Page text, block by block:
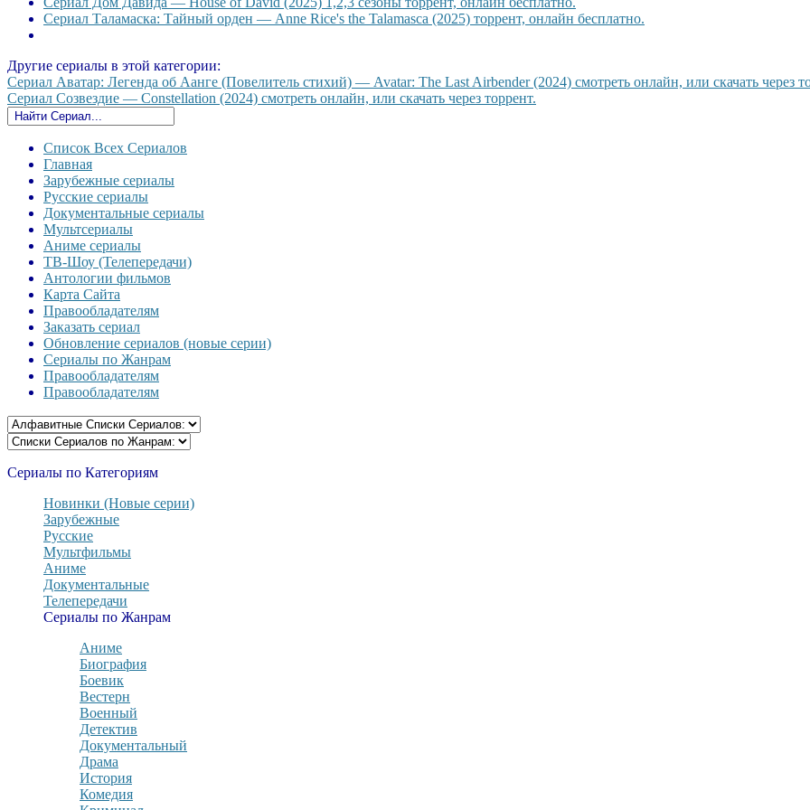
Сериал Таламаска: Тайный орден — Anne Rice's the Talamasca (2025) торрент, онлайн бесплатно.
Другие сериалы в этой категории:
Сериал Аватар: Легенда об Аанге (Повелитель стихий) — Avatar: The Last Airbender (2024) смотреть онлайн, или скачать через
Сериал Созвездие — Constellation (2024) смотреть онлайн, или скачать через торрент.
Список Всех Сериалов
Главная
Зарубежные сериалы
Русские сериалы
Документальные сериалы
Мультсериалы
Аниме сериалы
ТВ-Шоу (Телепередачи)
Антологии фильмов
Карта Сайта
Правообладателям
Заказать сериал
Обновление сериалов (новые серии)
Сериалы по Жанрам
Правообладателям
Правообладателям
Сериалы по Категориям
Новинки (Новые серии)
Зарубежные
Русские
Мультфильмы
Аниме
Документальные
Телепередачи
Сериалы по Жанрам
Аниме
Биография
Боевик
Вестерн
Военный
Детектив
Документальный
Драма
История
Комедия